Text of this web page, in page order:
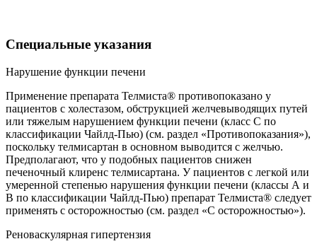
Специальные указания
Нарушение функции печени
Применение препарата Телмиста® противопоказано у
пациентов с холестазом, обструкцией желчевыводящих путей
или тяжелым нарушением функции печени (класс С по
классификации Чайлд-Пью) (см. раздел «Противопоказания»),
поскольку телмисартан в основном выводится с желчью.
Предполагают, что у подобных пациентов снижен
печеночный клиренс телмисартана. У пациентов с легкой или
умеренной степенью нарушения функции печени (классы А и
В по классификации Чайлд-Пью) препарат Телмиста® следует
применять с осторожностью (см. раздел «С осторожностью»).
Реноваскулярная гипертензия